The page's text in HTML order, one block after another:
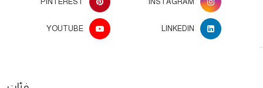
LINKEDIN
YOUTUBE